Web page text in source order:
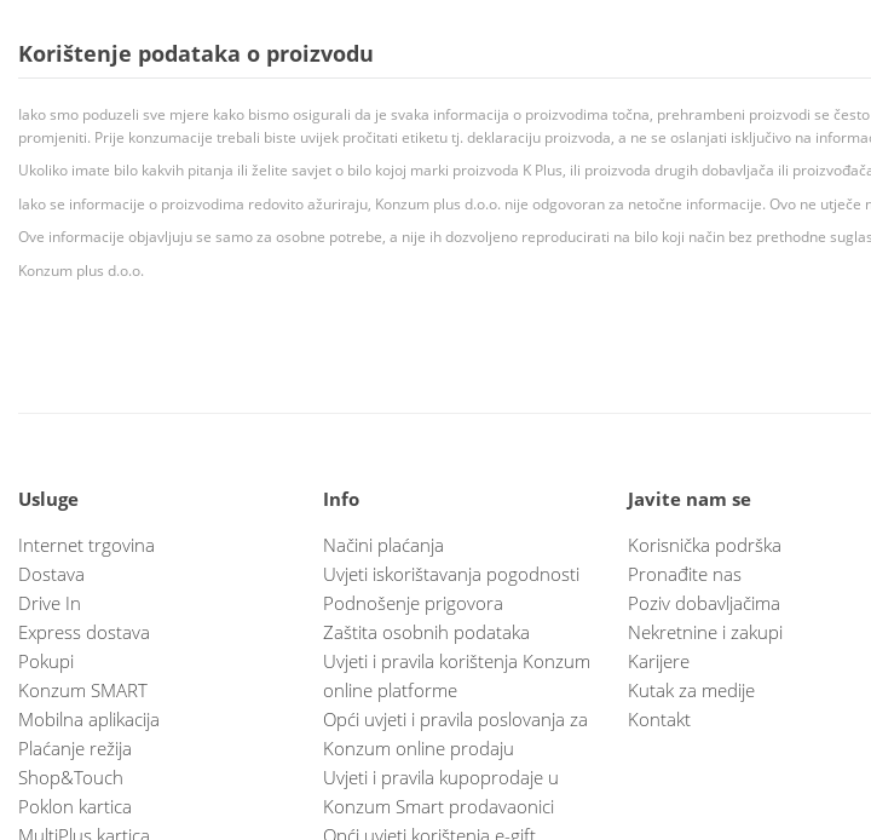
Korištenje podataka o proizvodu
Iako smo poduzeli sve mjere kako bismo osigurali da je svaka informacija o proizvodima točna, prehrambeni proizvodi se
promjeniti. Prije konzumacije trebali biste uvijek pročitati etiketu tj. deklaraciju proizvoda, a ne se oslanjati isključivo na
Ukoliko imate bilo kakvih pitanja ili želite savjet o bilo kojoj marki proizvoda K Plus, ili proizvoda drugih dobavljača ili
Iako se informacije o proizvodima redovito ažuriraju, Konzum plus d.o.o. nije odgovoran za netočne informacije. Ovo ne utječe
Ove informacije objavljuju se samo za osobne potrebe, a nije ih dozvoljeno reproducirati na bilo koji način bez prethodne
Konzum plus d.o.o.
Usluge
Internet trgovina
Dostava
Drive In
Express dostava
Pokupi
Konzum SMART
Mobilna aplikacija
Plaćanje režija
Shop&Touch
Poklon kartica
MultiPlus kartica
Info
Načini plaćanja
Uvjeti iskorištavanja pogodnosti
Podnošenje prigovora
Zaštita osobnih podataka
Uvjeti i pravila korištenja Konzum
online platforme
Opći uvjeti i pravila poslovanja za
Konzum online prodaju
Uvjeti i pravila kupoprodaje u
Konzum Smart prodavaonici
Opći uvjeti korištenja e-gift
Javite nam se
Korisnička podrška
Pronađite nas
Poziv dobavljačima
Nekretnine i zakupi
Karijere
Kutak za medije
Kontakt